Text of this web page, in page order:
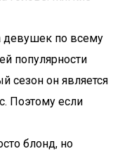
девушек по всему
популярности
сезон он является
Поэтому если
блонд, но